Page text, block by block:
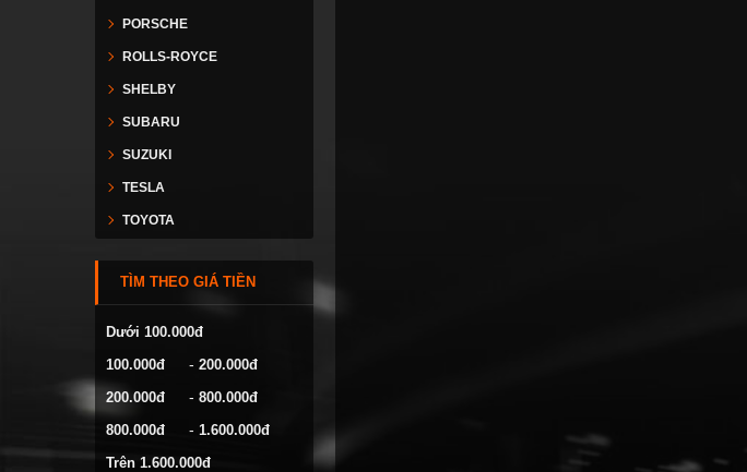
PORSCHE
ROLLS-ROYCE
SHELBY
SUBARU
SUZUKI
TESLA
TOYOTA
VOLKSWAGEN
TÌM THEO GIÁ TIỀN
Dưới 100.000đ
100.000đ
- 200.000đ
200.000đ
- 800.000đ
800.000đ
- 1.600.000đ
Trên 1.600.000đ